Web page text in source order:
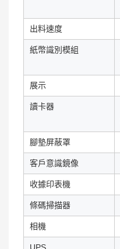
出料速度
紙幣識別模組
展示
讀卡器
腳墊屏蔽罩
客戶意識鏡像
收據印表機
條碼掃描器
相機